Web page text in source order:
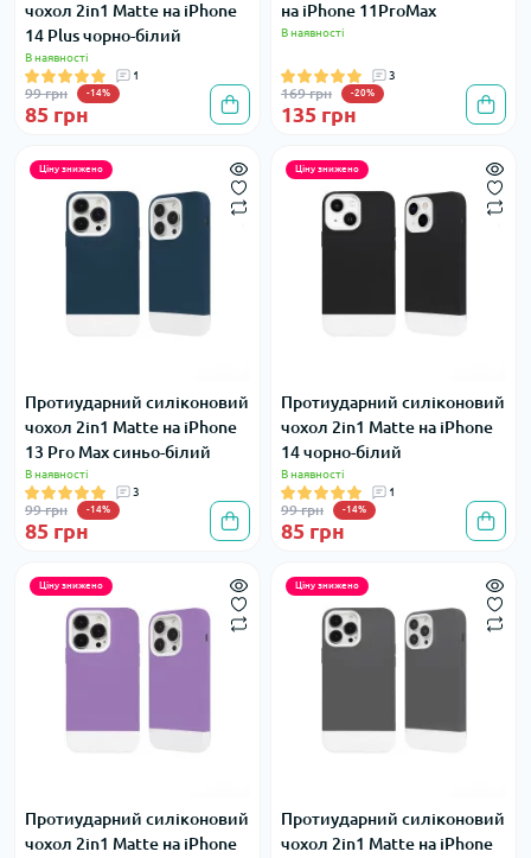
чохол 2in1 Matte на iPhone
14 Plus чорно-білий
В наявності
1
99 грн -14%
85 грн
на iPhone 11ProMax
В наявності
3
169 грн -20%
135 грн
Ціну знижено
Протиударний силіконовий
чохол 2in1 Matte на iPhone
13 Pro Max синьо-білий
В наявності
3
99 грн -14%
85 грн
Ціну знижено
Протиударний силіконовий
чохол 2in1 Matte на iPhone
14 чорно-білий
В наявності
1
99 грн -14%
85 грн
Ціну знижено
Протиударний силіконовий
чохол 2in1 Matte на iPhone
Ціну знижено
Протиударний силіконовий
чохол 2in1 Matte на iPhone